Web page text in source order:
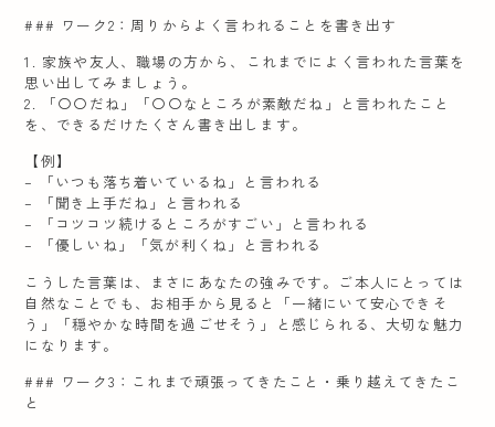
### ワーク2：周りからよく言われることを書き出す
1. 家族や友人、職場の方から、これまでによく言われた言葉を
思い出してみましょう。
2. 「〇〇だね」「〇〇なところが素敵だね」と言われたこと
を、できるだけたくさん書き出します。
【例】
– 「いつも落ち着いているね」と言われる
– 「聞き上手だね」と言われる
– 「コツコツ続けるところがすごい」と言われる
– 「優しいね」「気が利くね」と言われる
こうした言葉は、まさにあなたの強みです。ご本人にとっては
自然なことでも、お相手から見ると「一緒にいて安心できそ
う」「穏やかな時間を過ごせそう」と感じられる、大切な魅力
になります。
### ワーク3：これまで頑張ってきたこと・乗り越えてきたこ
と